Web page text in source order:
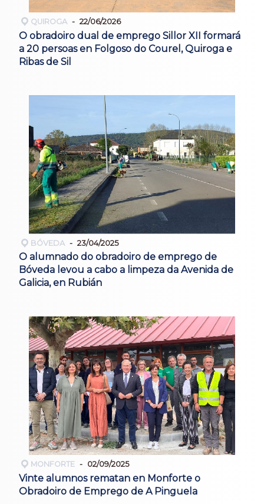
QUIROGA 22/06/2026
O obradoiro dual de emprego Sillor XII formará
a 20 persoas en Folgoso do Courel, Quiroga e
Ribas de Sil
BÓVEDA 23/04/2025
O alumnado do obradoiro de emprego de
Bóveda levou a cabo a limpeza da Avenida de
Galicia, en Rubián
MONFORTE 02/09/2025
Vinte alumnos rematan en Monforte o
Obradoiro de Emprego de A Pinguela